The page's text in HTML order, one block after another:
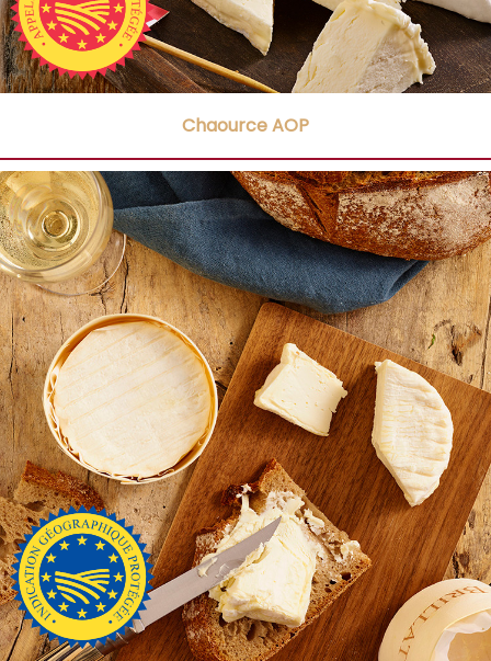
Chaource AOP